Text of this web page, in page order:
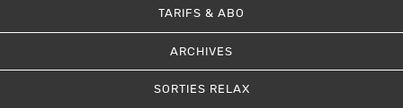
TARIFS & ABO
ARCHIVES
SORTIES RELAX